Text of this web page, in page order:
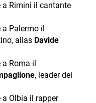
Rimini il cantante
Palermo il
alias Davide
Roma il
, leader dei
Olbia il rapper